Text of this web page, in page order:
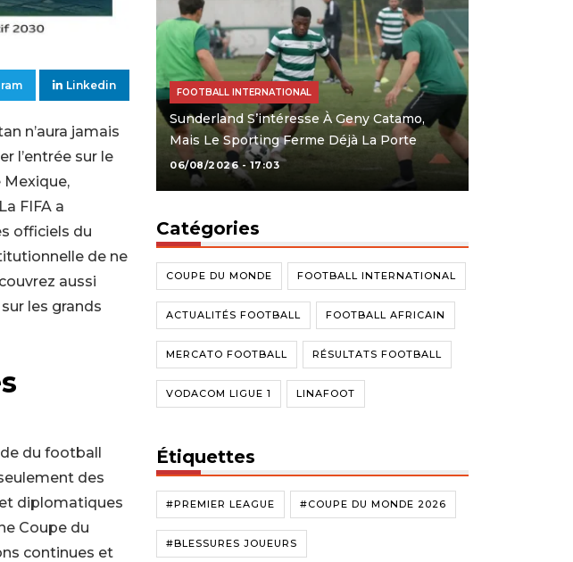
Linkedin
n’aura jamais
l’entrée sur le
FIFA a
officiels du
de ne
aussi
les grands
du football
des
diplomatiques
Coupe du
continues et
FOOTBALL INTERNATIONAL
Sunderland S’intéresse À Geny Catamo,
Mais Le Sporting Ferme Déjà La Porte
06/08/2026 - 17:03
Catégories
COUPE DU MONDE FOOTBALL INTERNATIONAL
ACTUALITÉS FOOTBALL FOOTBALL AFRICAIN
MERCATO FOOTBALL RÉSULTATS FOOTBALL
VODACOM LIGUE 1 LINAFOOT
Étiquettes
#PREMIER LEAGUE #COUPE DU MONDE 2026
#BLESSURES JOUEURS